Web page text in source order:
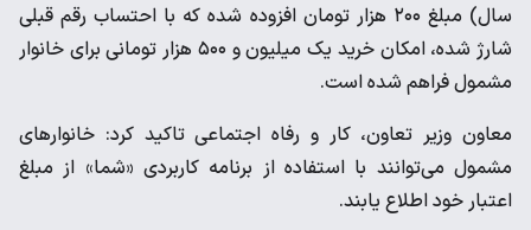
سال) مبلغ ۲۰۰ هزار تومان افزوده شده که با احتساب رقم قبلی
شارژ شده، امکان خرید یک میلیون و ۵۰۰ هزار تومانی برای خانوار
مشمول فراهم شده است.
معاون وزیر تعاون، کار و رفاه اجتماعی تاکید کرد: خانوار‌های
مشمول می‌توانند با استفاده از برنامه کاربردی «شما» از مبلغ
اعتبار خود اطلاع یابند.